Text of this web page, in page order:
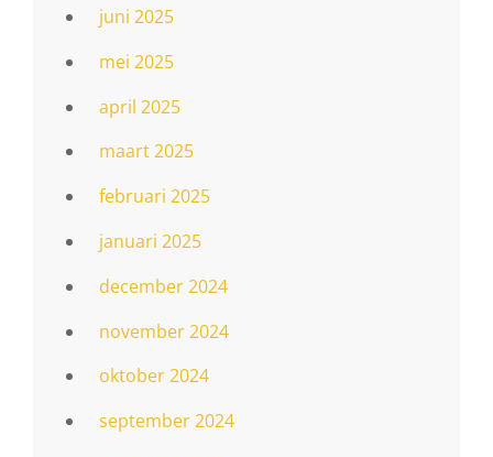
juni 2025
mei 2025
april 2025
maart 2025
februari 2025
januari 2025
december 2024
november 2024
oktober 2024
september 2024